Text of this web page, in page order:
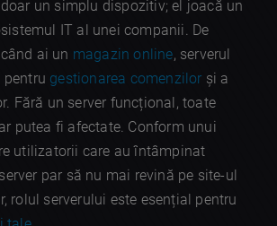
un simplu dispozitiv; el joacă un
IT al unei companii. De
ai un magazin online, serverul
pentru gestionarea comenzilor și a
Fără un server funcțional, toate
putea fi afectate. Conform unui
utilizatorii care au întâmpinat
par să nu mai revină pe site-ul
rolul serverului este esențial pentru